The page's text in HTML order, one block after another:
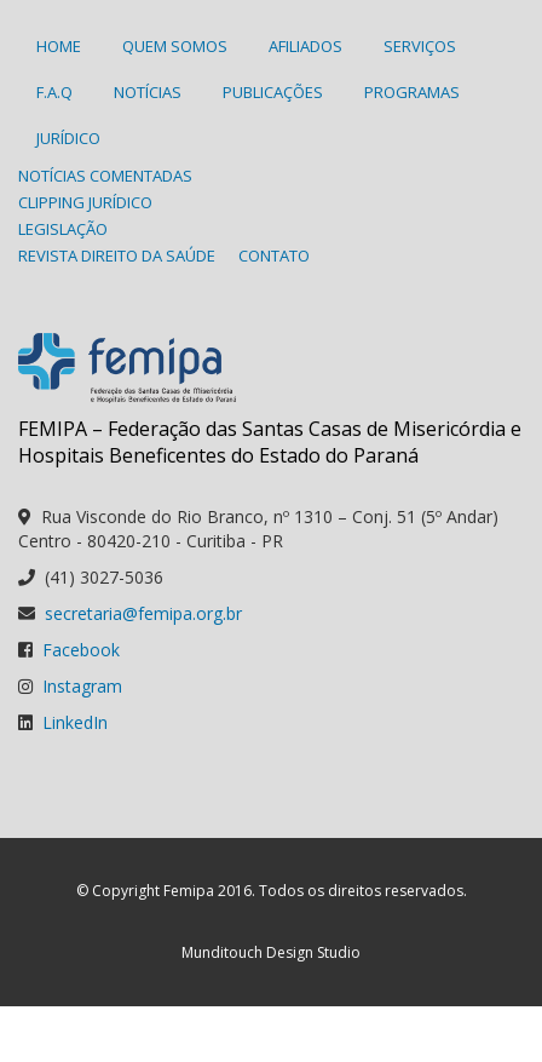
HOME QUEM SOMOS AFILIADOS SERVIÇOS
F.A.Q NOTÍCIAS PUBLICAÇÕES PROGRAMAS
JURÍDICO
NOTÍCIAS COMENTADAS
CLIPPING JURÍDICO
LEGISLAÇÃO
REVISTA DIREITO DA SAÚDE
CONTATO
FEMIPA – Federação das Santas Casas de Misericórdia e
Hospitais Beneficentes do Estado do Paraná
Rua Visconde do Rio Branco, nº 1310 – Conj. 51 (5º Andar)
Centro - 80420-210 - Curitiba - PR
(41) 3027-5036
secretaria@femipa.org.br
Facebook
Instagram
LinkedIn
© Copyright Femipa 2016. Todos os direitos reservados.
Munditouch Design Studio